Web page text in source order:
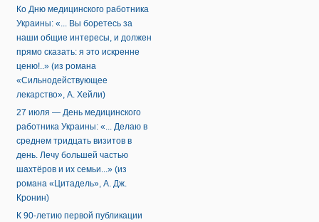
Ко Дню медицинского работника
Украины: «... Вы боретесь за
наши общие интересы, и должен
прямо сказать: я это искренне
ценю!..» (из романа
«Сильнодействующее
лекарство», А. Хейли)
27 июля — День медицинского
работника Украины: «... Делаю в
среднем тридцать визитов в
день. Лечу большей частью
шахтёров и их семьи...» (из
романа «Цитадель», А. Дж.
Кронин)
К 90-летию первой публикации